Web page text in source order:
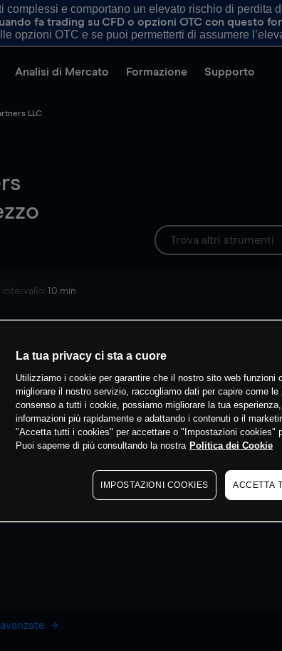
complessi e comportano un elevato rischio di perdita
fa trading su CFD o opzioni OTC con questo
opzioni OTC e se puoi permetterti di assumere
Analisi di Mercato Formazione Supporto
LLC
Intervallo: 10 min
La tua privacy ci sta a cuore
Utilizziamo i cookie per garantire che il nostro sito web funzioni
migliorare il nostro servizio, raccogliamo dati per capire come le
consenso a tutti i cookie, possiamo migliorare la tua
informazioni più rapidamente e adattando i contenuti o il
"Accetta tutti i cookies" per accettare o "Impostazioni cookies"
Puoi saperne di più consultando la nostra Politica dei Cookie
IMPOSTAZIONI COOKIES ACCETTA